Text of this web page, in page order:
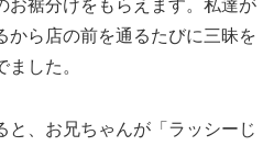
お裾分けをもらえます。私達が
から店の前を通るたびに三昧を
ました。
と、お兄ちゃんが「ラッシーじ